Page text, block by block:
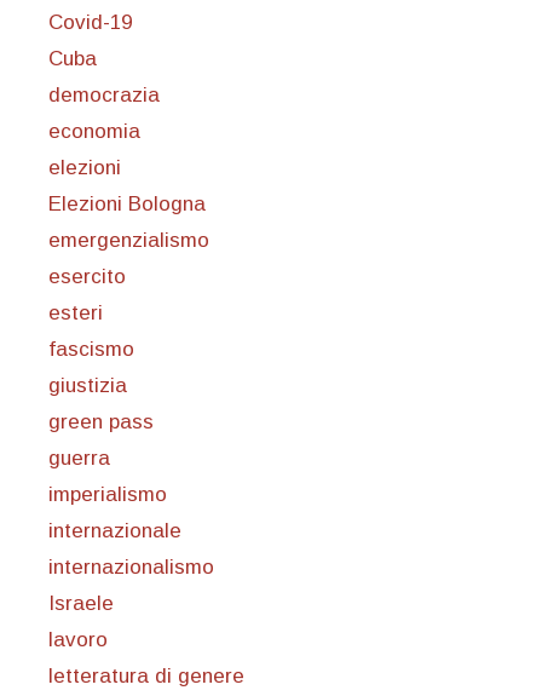
Covid-19
Cuba
democrazia
economia
elezioni
Elezioni Bologna
emergenzialismo
esercito
esteri
fascismo
giustizia
green pass
guerra
imperialismo
internazionale
internazionalismo
Israele
lavoro
letteratura di genere